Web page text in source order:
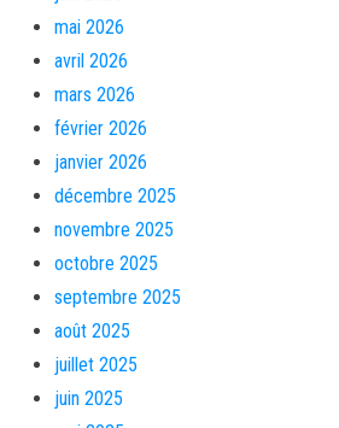
mai 2026
avril 2026
mars 2026
février 2026
janvier 2026
décembre 2025
novembre 2025
octobre 2025
septembre 2025
août 2025
juillet 2025
juin 2025